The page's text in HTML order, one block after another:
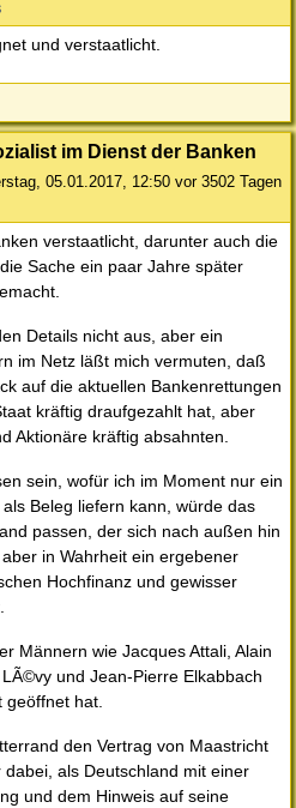
und verstaatlicht.
im Dienst der Banken
05.01.2017, 12:50 vor 3502 Tagen
verstaatlicht, darunter auch die
Sache ein paar Jahre später
Details nicht aus, aber ein
im Netz läßt mich vermuten, daß
auf die aktuellen Bankenrettungen
kräftig draufgezahlt hat, aber
Aktionäre kräftig absahnten.
sein, wofür ich im Moment nur ein
Beleg liefern kann, würde das
passen, der sich nach außen hin
in Wahrheit ein ergebener
Hochfinanz und gewisser
Männern wie Jacques Attali, Alain
und Jean-Pierre Elkabbach
geöffnet hat.
den Vertrag von Maastricht
als Deutschland mit einer
und dem Hinweis auf seine